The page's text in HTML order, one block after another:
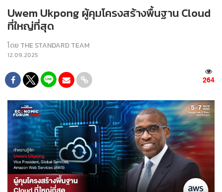
Uwem Ukpong ผู้คุมโครงสร้างพื้นฐาน Cloud
ที่ใหญ่ที่สุด
โดย THE STANDARD TEAM
12.09.2025
264